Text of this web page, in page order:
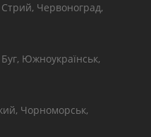
Червоноград,
Южноукраїнськ,
Чорноморськ,